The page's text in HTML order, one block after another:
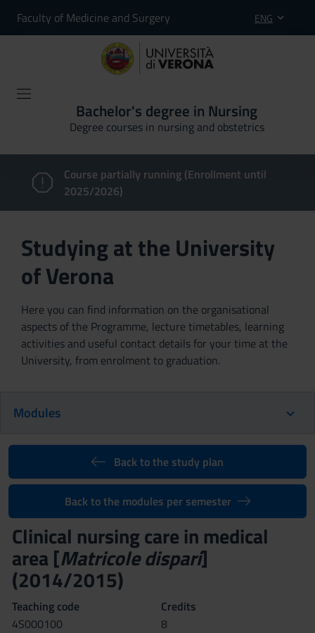
Faculty of Medicine and Surgery ENG
Bachelor's degree in Nursing
Degree courses in nursing and obstetrics
Course partially running (Enrollment until
2025/2026)
Studying at the University
of Verona
Here you can find information on the organisational
aspects of the Programme, lecture timetables, learning
activities and useful contact details for your time at the
University, from enrolment to graduation.
Modules
Back to the study plan
Back to the modules per semester
Clinical nursing care in medical
area [Matricole dispari]
(2014/2015)
Teaching code
4S000100
Credits
8